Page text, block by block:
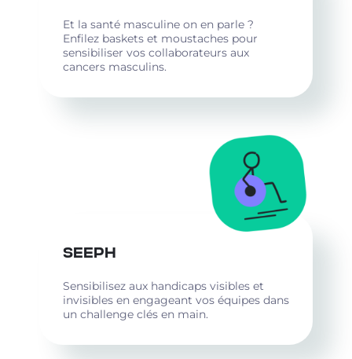
Et la santé masculine on en parle ?
Enfilez baskets et moustaches pour
sensibiliser vos collaborateurs aux
cancers masculins.
SEEPH
Sensibilisez aux handicaps visibles et
invisibles en engageant vos équipes dans
un challenge clés en main.